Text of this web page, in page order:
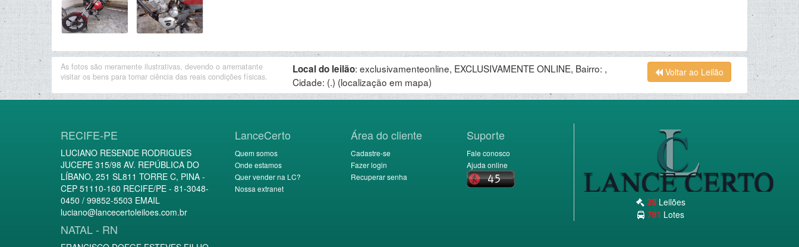
As fotos são meramente ilustrativas, devendo o arrematante
visitar os bens para tomar ciência das reais condições físicas.
Local do leilão: exclusivamenteonline, EXCLUSIVAMENTE ONLINE, Bairro: ,
Cidade: (.) (localização em mapa)
Voltar ao Leilão
RECIFE-PE
LUCIANO RESENDE RODRIGUES
JUCEPE 315/98 AV. REPÚBLICA DO
LÍBANO, 251 SL811 TORRE C, PINA -
CEP 51110-160 RECIFE/PE - 81-3048-
0450 / 99852-5503 EMAIL
luciano@lancecertoleiloes.com.br
NATAL - RN
LanceCerto
Quem somos
Onde estamos
Quer vender na LC?
Nossa extranet
Área do cliente
Cadastre-se
Fazer login
Recuperar senha
Suporte
Fale conosco
Ajuda online
38Leilões
781 Lotes